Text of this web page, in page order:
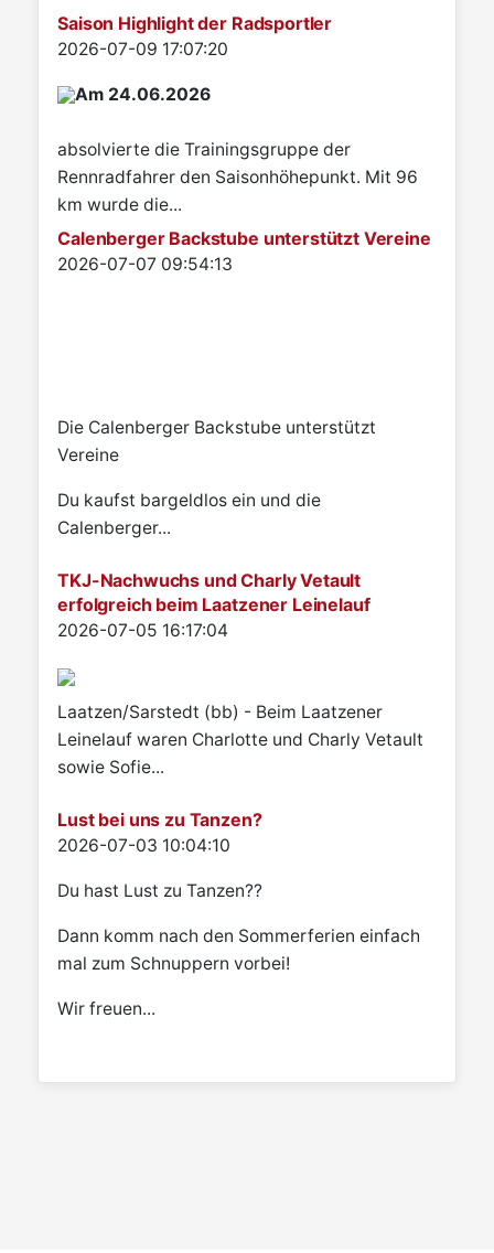
Saison Highlight der Radsportler
Details
2026-07-09 17:07:20
Am 24.06.2026
absolvierte die Trainingsgruppe der
Rennradfahrer den Saisonhöhepunkt. Mit 96
km wurde die...
Calenberger Backstube unterstützt Vereine
Details
2026-07-07 09:54:13
Die Calenberger Backstube unterstützt
Vereine
Du kaufst bargeldlos ein und die
Calenberger...
TKJ-Nachwuchs und Charly Vetault
erfolgreich beim Laatzener Leinelauf
Details
2026-07-05 16:17:04
Laatzen/Sarstedt (bb) - Beim Laatzener
Leinelauf waren Charlotte und Charly Vetault
sowie Sofie...
Lust bei uns zu Tanzen?
Details
2026-07-03 10:04:10
Du hast Lust zu Tanzen??
Dann komm nach den Sommerferien einfach
mal zum Schnuppern vorbei!
Wir freuen...